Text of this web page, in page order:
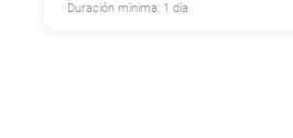
Duración mínima: 1 día